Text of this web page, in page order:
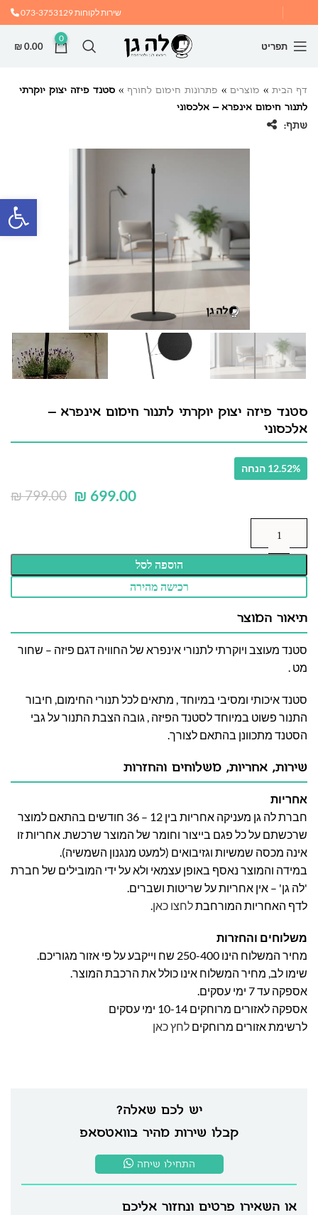
שירות לקוחות073-3753129
תפריט
0
₪0.00
דף הבית » מוצרים » פתרונות חימום לחורף » סטנד פיזה יצוק יוקרתי
לתנור חימום אינפרא – אלכסוני
שתף:
סטנד פיזה יצוק יוקרתי לתנור חימום אינפרא –
אלכסוני
12.52% הנחה
₪799.00 ₪ 699.00
הוספה לסל
רכישה מהירה
תיאור המוצר
סטנד מעוצב ויוקרתי לתנורי אינפרא של החוויה דגם פיזה – שחור
מט .
סטנד איכותי ומסיבי במיוחד , מתאים לכל תנורי החימום, חיבור
התנור פשוט במיוחד לסטנד הפיזה , גובה הצבת התנור על גבי
הסטנד מתכוונן בהתאם לצורך.
יש לכם שאלה?
קבלו שירות מהיר בוואטסאפ
התחילו שיחה
או השאירו פרטים ונחזור אליכם
שירות, אחריות, משלוחים והחזרות
אחריות
חברת לה גן מעניקה אחריות בין 12 – 36 חודשים בהתאם למוצר
שרכשתם על כל פגם בייצור וחומר של המוצר שרכשת. אחריות זו
אינה מכסה שמשיות וגזיבואים (למעט מנגנון השמשיה).
במידה והמוצר נאסף באופן עצמאי ולא על ידי המובילים של חברת
'לה גן' – אין אחריות על שריטות ושברים.
לדף האחריות המורחבתלחצו כאן.
משלוחים והחזרות
מחיר המשלוח הינו 250-400 שח וייקבע על פי אזור מגוריכם.
שימו לב, מחיר המשלוח אינו כולל את הרכבת המוצר.
אספקה עד 7 ימי עסקים.
אספקה לאזורים מרוחקים 10-14 ימי עסקים
לרשימת אזורים מרוחקים לחץ כאן